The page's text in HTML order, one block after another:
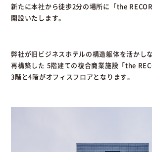
新たに本社から徒歩2分の場所に「the
開設いたします。
弊社が旧ビジネスホテルの構造躯体を活かし
再構築した 5階建ての複合商業施設「the
3階と4階がオフィスフロアとなります。